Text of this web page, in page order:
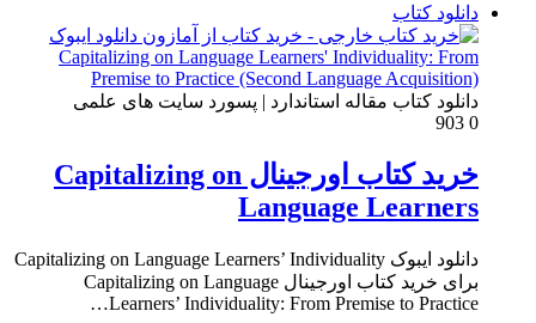
دانلود کتاب
دانلود کتاب مقاله استاندارد | پسورد سایت های علمی
0
خرید کتاب اورجینال Capitalizing on
Language Learners
دانلود ایبوک Capitalizing on Language Learners’ Individuality
برای خرید کتاب اورجینال Capitalizing on Language
Learners’ Individuality: From Premise to Practice…